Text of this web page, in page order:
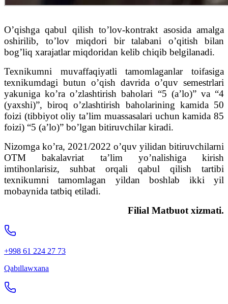
O’qishga qabul qilish to’lov-kontrakt asosida amalga
oshirilib, to’lov miqdori bir talabani o’qitish bilan
bog’liq xarajatlar miqdoridan kelib chiqib belgilanadi.
Texnikumni muvaffaqiyatli tamomlaganlar toifasiga
texnikumdagi butun o’qish davrida o’quv semestrlari
yakuniga ko’ra o’zlashtirish baholari “5 (a’lo)” va “4
(yaxshi)”, biroq o’zlashtirish baholarining kamida 50
foizi (tibbiyot oliy ta’lim muassasalari uchun kamida 85
foizi) “5 (a’lo)” bo’lgan bitiruvchilar kiradi.
Nizomga ko’ra, 2021/2022 o’quv yilidan bitiruvchilarni
OTM bakalavriat ta’lim yo’nalishiga kirish
imtihonlarisiz, suhbat orqali qabul qilish tartibi
texnikumni tamomlagan yildan boshlab ikki yil
mobaynida tatbiq etiladi.
Filial Matbuot xizmati.
+998 61 224 27 73
Qabıllawxana